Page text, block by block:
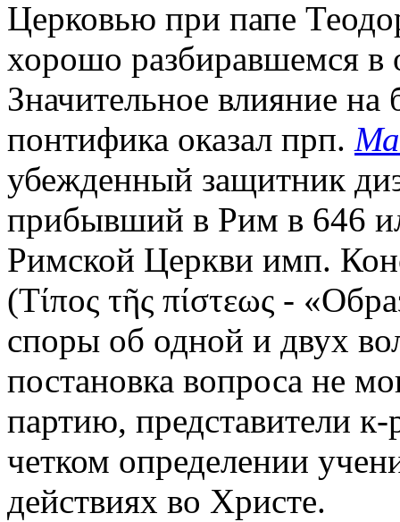
Церковью при папе
хорошо разбиравшемся в
Значительное влияние
понтифика оказал прп.
убежденный защитник
прибывший в Рим в 646
Римской Церкви имп.
(Τίπος τῆς πίστεως -
споры об одной и двух
постановка вопроса не
партию, представители
четком определении
действиях во Христе.